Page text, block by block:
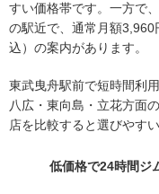
すい価格帯です。一方で
の駅近で、通常月額
込）の案内があります。
東武曳舟駅前で短時間利
八広・東向島・立花方面
店を比較すると選びやすい
低価格で24時間ジ